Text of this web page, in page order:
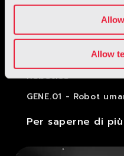
Allow
Robotics
GENE.01 - Robot
Per saperne di più